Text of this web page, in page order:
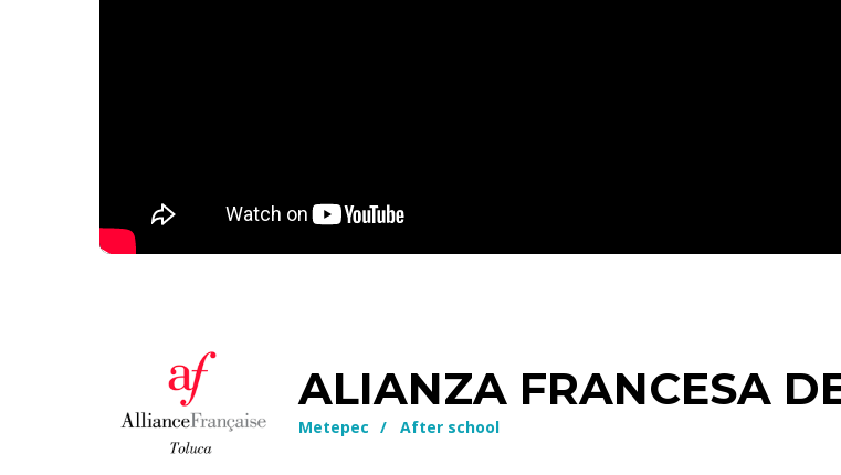
ALIANZA FRANCESA
Metepec / After school